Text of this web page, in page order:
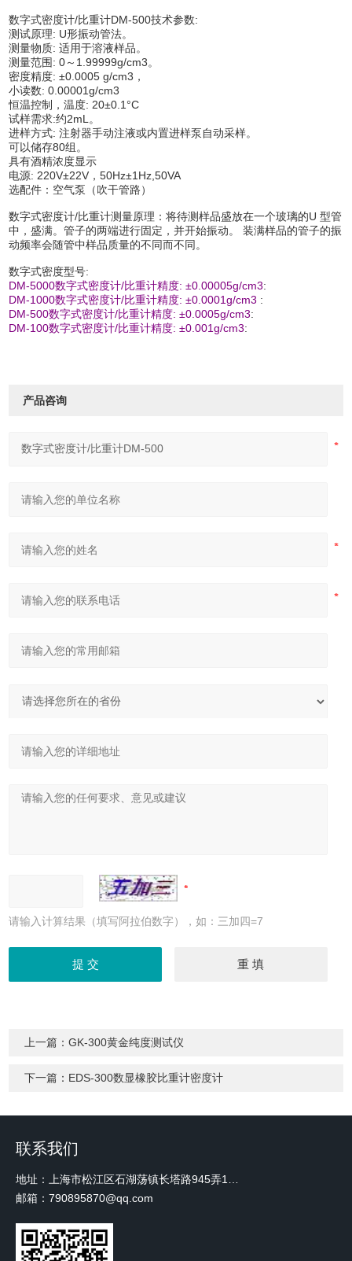
数字式密度计/比重计DM-500技术参数:
测试原理: U形振动管法。
测量物质: 适用于溶液样品。
测量范围: 0～1.99999g/cm3。
密度精度: ±0.0005 g/cm3，
小读数: 0.00001g/cm3
恒温控制，温度: 20±0.1°C
试样需求:约2mL。
进样方式: 注射器手动注液或内置进样泵自动采样。
可以储存80组。
具有酒精浓度显示
电源: 220V±22V，50Hz±1Hz,50VA
选配件：空气泵（吹干管路）
数字式密度计/比重计测量原理：将待测样品盛放在一个玻璃的U 型管
中，盛满。管子的两端进行固定，并开始振动。 装满样品的管子的振
动频率会随管中样品质量的不同而不同。
数字式密度型号:
DM-5000数字式密度计/比重计精度: ±0.00005g/cm3:
DM-1000数字式密度计/比重计精度: ±0.0001g/cm3 :
DM-500数字式密度计/比重计精度: ±0.0005g/cm3:
DM-100数字式密度计/比重计精度: ±0.001g/cm3:
产品咨询
请输入计算结果（填写阿拉伯数字），如：三加四=7
上一篇：GK-300黄金纯度测试仪
下一篇： EDS-300数显橡胶比重计密度计
联系我们
邮箱：790895870@qq.com